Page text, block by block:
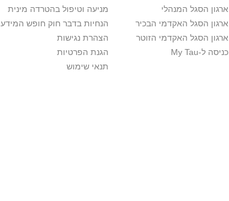
ארגון הסגל המנהלי
ארגון הסגל האקדמי הבכיר
ארגון הסגל האקדמי הזוטר
כניסה ל-My Tau
מניעה וטיפול בהטרדה מינית
הנחיות בדבר חוק חופש המידע
הצהרת נגישות
הגנת הפרטיות
תנאי שימוש